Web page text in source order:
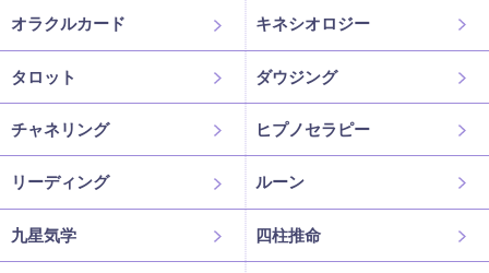
オラクルカード キネシオロジー
タロット ダウジング
チャネリング ヒプノセラピー
リーディング ルーン
九星気学 四柱推命